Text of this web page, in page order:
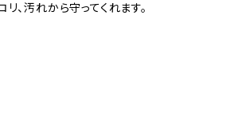
、汚れから守ってくれます。